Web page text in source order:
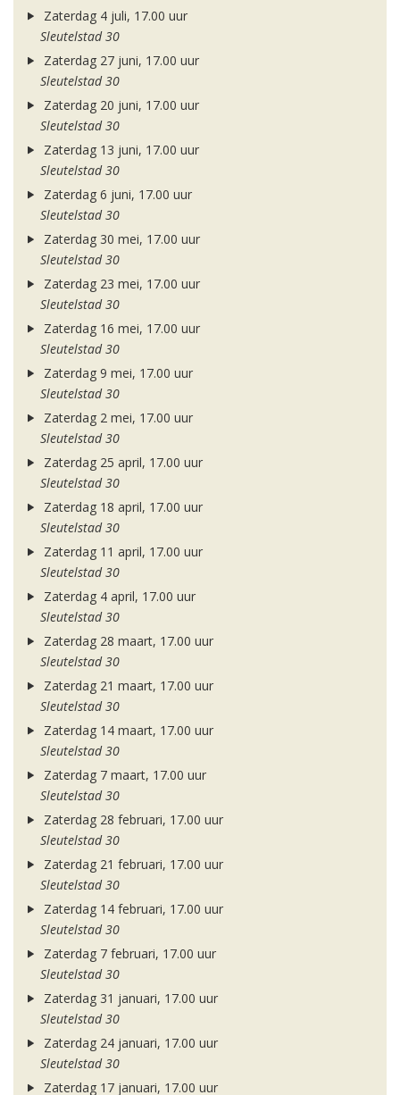
Zaterdag 4 juli, 17.00 uur
Sleutelstad 30
Zaterdag 27 juni, 17.00 uur
Sleutelstad 30
Zaterdag 20 juni, 17.00 uur
Sleutelstad 30
Zaterdag 13 juni, 17.00 uur
Sleutelstad 30
Zaterdag 6 juni, 17.00 uur
Sleutelstad 30
Zaterdag 30 mei, 17.00 uur
Sleutelstad 30
Zaterdag 23 mei, 17.00 uur
Sleutelstad 30
Zaterdag 16 mei, 17.00 uur
Sleutelstad 30
Zaterdag 9 mei, 17.00 uur
Sleutelstad 30
Zaterdag 2 mei, 17.00 uur
Sleutelstad 30
Zaterdag 25 april, 17.00 uur
Sleutelstad 30
Zaterdag 18 april, 17.00 uur
Sleutelstad 30
Zaterdag 11 april, 17.00 uur
Sleutelstad 30
Zaterdag 4 april, 17.00 uur
Sleutelstad 30
Zaterdag 28 maart, 17.00 uur
Sleutelstad 30
Zaterdag 21 maart, 17.00 uur
Sleutelstad 30
Zaterdag 14 maart, 17.00 uur
Sleutelstad 30
Zaterdag 7 maart, 17.00 uur
Sleutelstad 30
Zaterdag 28 februari, 17.00 uur
Sleutelstad 30
Zaterdag 21 februari, 17.00 uur
Sleutelstad 30
Zaterdag 14 februari, 17.00 uur
Sleutelstad 30
Zaterdag 7 februari, 17.00 uur
Sleutelstad 30
Zaterdag 31 januari, 17.00 uur
Sleutelstad 30
Zaterdag 24 januari, 17.00 uur
Sleutelstad 30
Zaterdag 17 januari, 17.00 uur